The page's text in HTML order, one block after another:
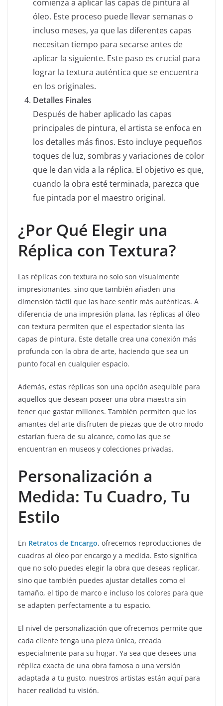
comienza a aplicar las capas de pintura al
óleo. Este proceso puede llevar semanas o
incluso meses, ya que las diferentes capas
necesitan tiempo para secarse antes de
aplicar la siguiente. Este paso es crucial para
lograr la textura auténtica que se encuentra
en los originales.
Detalles Finales
Después de haber aplicado las capas
principales de pintura, el artista se enfoca en
los detalles más finos. Esto incluye pequeños
toques de luz, sombras y variaciones de color
que le dan vida a la réplica. El objetivo es que,
cuando la obra esté terminada, parezca que
fue pintada por el maestro original.
¿Por Qué Elegir una
Réplica con Textura?
Las réplicas con textura no solo son visualmente
impresionantes, sino que también añaden una
dimensión táctil que las hace sentir más auténticas. A
diferencia de una impresión plana, las réplicas al óleo
con textura permiten que el espectador sienta las
capas de pintura. Este detalle crea una conexión más
profunda con la obra de arte, haciendo que sea un
punto focal en cualquier espacio.
Además, estas réplicas son una opción asequible para
aquellos que desean poseer una obra maestra sin
tener que gastar millones. También permiten que los
amantes del arte disfruten de piezas que de otro modo
estarían fuera de su alcance, como las que se
encuentran en museos y colecciones privadas.
Personalización a
Medida: Tu Cuadro, Tu
Estilo
En Retratos de Encargo, ofrecemos reproducciones de
cuadros al óleo por encargo y a medida. Esto significa
que no solo puedes elegir la obra que deseas replicar,
sino que también puedes ajustar detalles como el
tamaño, el tipo de marco e incluso los colores para que
se adapten perfectamente a tu espacio.
El nivel de personalización que ofrecemos permite que
cada cliente tenga una pieza única, creada
especialmente para su hogar. Ya sea que desees una
réplica exacta de una obra famosa o una versión
adaptada a tu gusto, nuestros artistas están aquí para
hacer realidad tu visión.